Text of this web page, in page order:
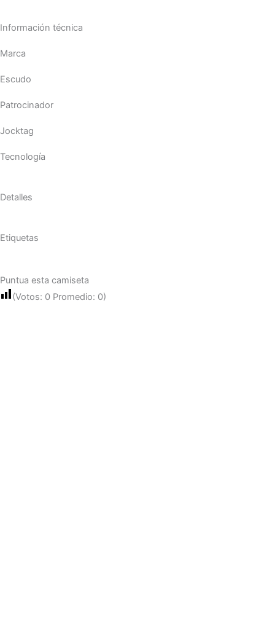
Información técnica
Marca
Escudo
Patrocinador
Jocktag
Tecnología
Detalles
Etiquetas
Puntua esta camiseta
(Votos: 0 Promedio: 0)